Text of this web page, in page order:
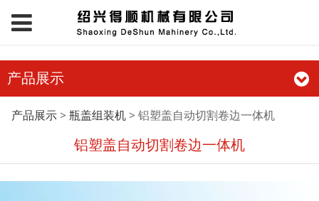
产品展示
铝塑盖自动切割卷边一
体机
产品展示> 瓶盖组装机> 铝塑盖自动切割卷边一体机
铝塑盖自动切割卷边一体机